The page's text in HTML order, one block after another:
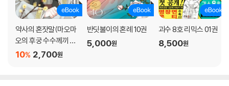
약사의 혼잣말(마오마
오의 후궁 수수께끼 풀
이수첩) 21권
2,700원
10%
반딧불이의 혼례 10권
5,000원
괴수 8호 리믹스 01권
8,500원